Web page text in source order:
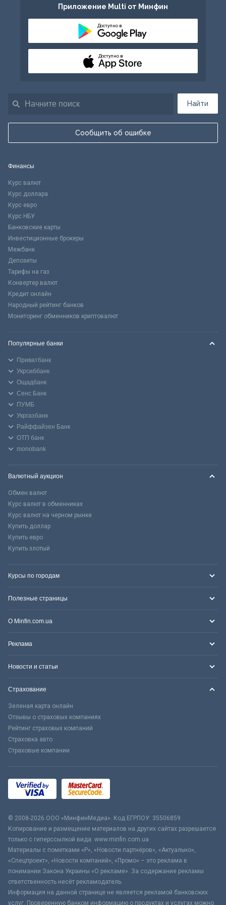
Найти
Сообщить об ошибке
Приложение Multi от Минфин
Доступно в
Доступно в
Финансы
Курс валют
Курс доллара
Курс евро
Курс НБУ
Банковские карты
Инвестиционные брокеры
Межбанк
Депозиты
Тарифы на газ
Конвертер валют
Кредит онлайн
Народный рейтинг банков
Мониторинг обменников криптовалют
Популярные банки
Приватбанк
Укрсиббанк
Ощадбанк
Сенс Банк
ПУМБ
Укргазбанк
Райффайзен Банк
ОТП банк
monobank
Валютный аукцион
Обмен валют
Курс валют в обменниках
Курс валют на черном рынке
Купить доллар
Купить евро
Купить злотый
Курсы по городам
Полезные страницы
О Minfin.com.ua
Реклама
Новости и статьи
Страхование
Зеленая карта онлайн
Отзывы о страховых компаниях
Рейтинг страховых компаний
Страховка авто
Страховые компании
© 2008-2026 ООО «МинфинМедиа». Код ЕГРПОУ: 35506859
Копирование и размещение материалов на других сайтах разрешается
только с гиперссылкой вида: www.minfin.com.ua
Материалы с пометками «Р», «Новости партнёров», «Актуально»,
«Спецпроект», «Новости компаний», «Промо» – это реклама в
понимании Закона Украины «О рекламе». За содержание рекламы
ответственность несёт рекламодатель.
Информация на данной странице не является рекламой банковских
услуг. Проверенную банком информацию о продуктах и услугах можно